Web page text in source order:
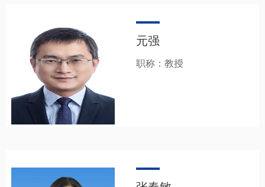
元强
职称：教授